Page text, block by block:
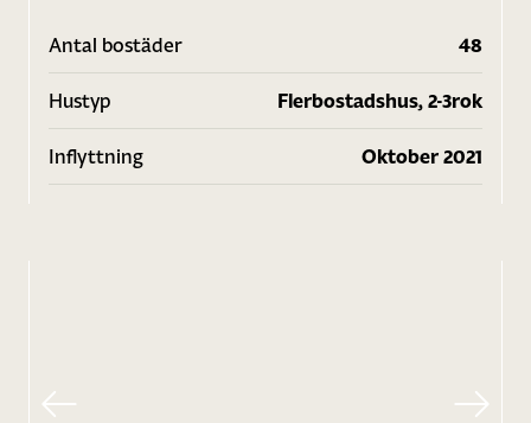
Antal bostäder 48
Hustyp Flerbostadshus, 2-3rok
Inflyttning Oktober 2021